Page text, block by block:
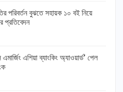
পরিবর্তন বুঝতে সহায়ক ১০ বই নিয়ে
এশিয়া ব্যাংকিং অ্যাওয়ার্ড’ পেল